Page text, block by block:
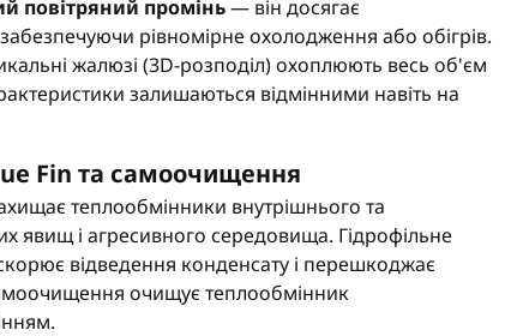
повітряний промінь— він досягає
рівномірне охолодження або обігрів.
жалюзі (3D-розподіл) охоплюють весь об'єм
залишаються відмінними навіть на
Fin та самоочищення
теплообмінники внутрішнього та
явищ і агресивного середовища. Гідрофільне
відведення конденсату і перешкоджає
очищує теплообмінник